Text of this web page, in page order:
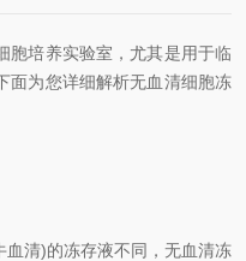
培养实验室，尤其是用于临
面为您详细解析无血清细胞冻
清)的冻存液不同，无血清冻